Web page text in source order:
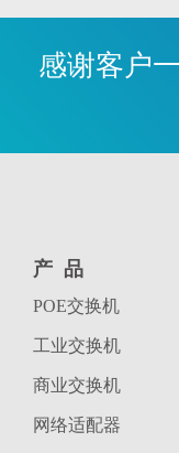
感谢客户
产品
POE交换机
工业交换机
商业交换机
网络适配器